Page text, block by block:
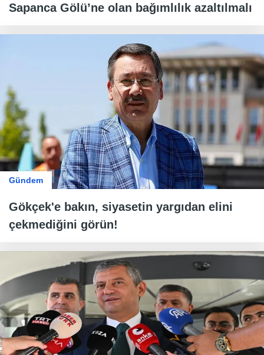
Sapanca Gölü’ne olan bağımlılık azaltılmalı
Gündem
Gökçek'e bakın, siyasetin yargıdan elini
çekmediğini görün!